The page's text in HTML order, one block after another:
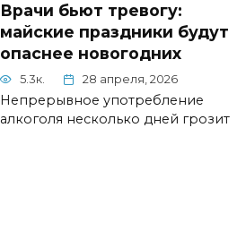
Врачи бьют тревогу:
майские праздники будут
опаснее новогодних
5.3к. 28 апреля, 2026
Непрерывное употребление
алкоголя несколько дней грозит